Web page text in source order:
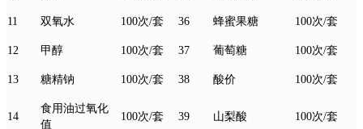
11 双氧水 100次/套 36 蜂蜜果糖 100次/套
12 甲醇 100次/套 37 葡萄糖 100次/套
13 糖精钠 100次/套 38 酸价 100次/套
14
食用油过氧化
值
100次/套 39 山梨酸 100次/套